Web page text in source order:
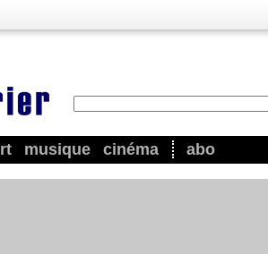
musique cinéma abo